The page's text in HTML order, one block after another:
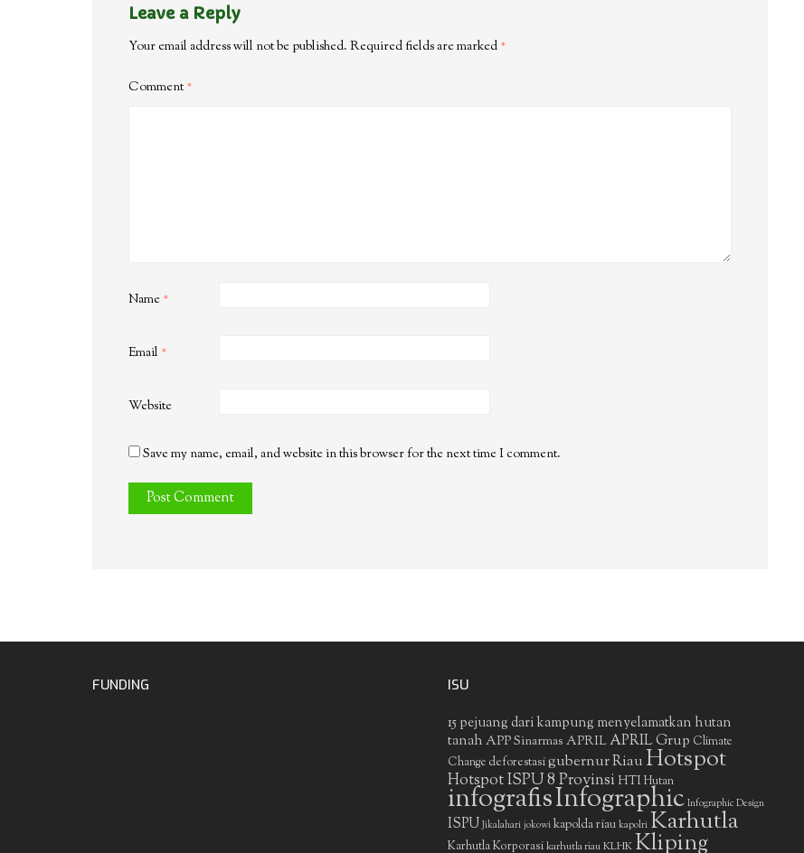
Leave a Reply
Your email address will not be published. Required fields are marked *
Comment*
Name *
Email *
Website
Save my name, email, and website in this browser for the next time I comment.
FUNDING ISU
15 pejuang dari kampung menyelamatkan hutan
tanah APP Sinarmas APRIL APRIL Grup Climate
Change deforestasigubernur RiauHotspot
Hotspot ISPU 8 ProvinsiHTIHutan
infografisInfographic Infographic Design
ISPU Jikalahari jokowi kapolda riau kapolri Karhutla
Karhutla Korporasi karhutla riau KLHKKliping